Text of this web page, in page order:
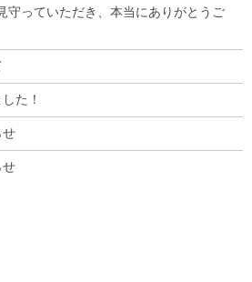
守っていただき、本当にありがとうご
た！
せ
せ